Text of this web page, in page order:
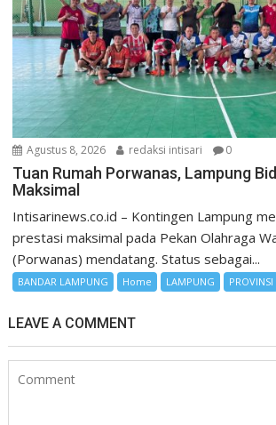
Agustus 8, 2026 redaksi intisari 0
Tuan Rumah Porwanas, Lampung
Maksimal
Intisarinews.co.id – Kontingen Lampung
prestasi maksimal pada Pekan Olahraga
(Porwanas) mendatang. Status sebagai...
BANDAR LAMPUNG Home LAMPUNG PROVINSI
LEAVE A COMMENT